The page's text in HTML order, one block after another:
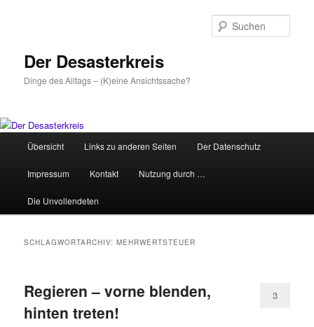
Der Desasterkreis
Dinge des Alltags – (K)eine Ansichtssache?
HauptmenüÜbersicht Links zu anderen Seiten Der Datenschutz
Impressum Kontakt Nutzung durch …
Die Unvollendeten
SCHLAGWORTARCHIV:MEHRWERTSTEUER
Regieren – vorne blenden,
hinten treten!
3